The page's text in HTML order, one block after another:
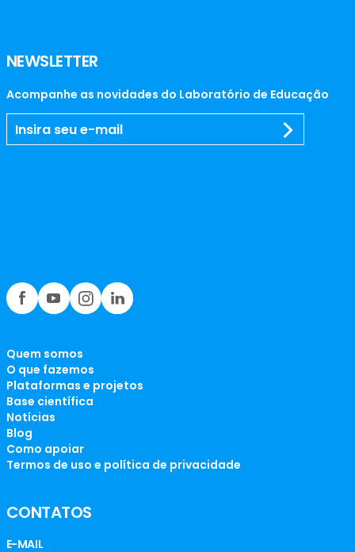
NEWSLETTER
Acompanhe as novidades do Laboratório de Educação
Quem somos
O que fazemos
Plataformas e projetos
Base científica
Notícias
Blog
Como apoiar
Termos de uso e política de privacidade
CONTATOS
E-MAIL